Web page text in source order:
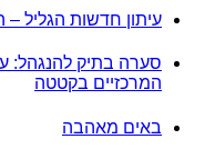
עיתון חדשות הגליל –
סערה בתיק להנגהל:
המרכזיים בקטטה
באים מאהבה